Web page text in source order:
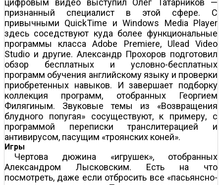
цифровым видео выступил Олег Татарников —
признанный специалист в этой сфере. С
привычными QuickTime и Windows Media Player
здесь соседствуют куда более функциональные
программы класса Adobe Premiere, Ulead Video
Studio и другие. Александр Прохоров подготовил
обзор бесплатных и условно-бесплатных
программ обучения английскому языку и проверки
приобретенных навыков. И завершает подборку
коллекция программ, отобранных Георгием
Филягиным. Звуковые темы из «Возвращения
блудного попугая» сосуществуют, к примеру, с
программой переписки транслитерацией и
антивирусом, пасущим «троянских коней».
Игры
Чертова дюжина «игрушек», отобранных
Александром Лысковским. Есть на что
посмотреть, даже если отбросить все «пасьянсно-